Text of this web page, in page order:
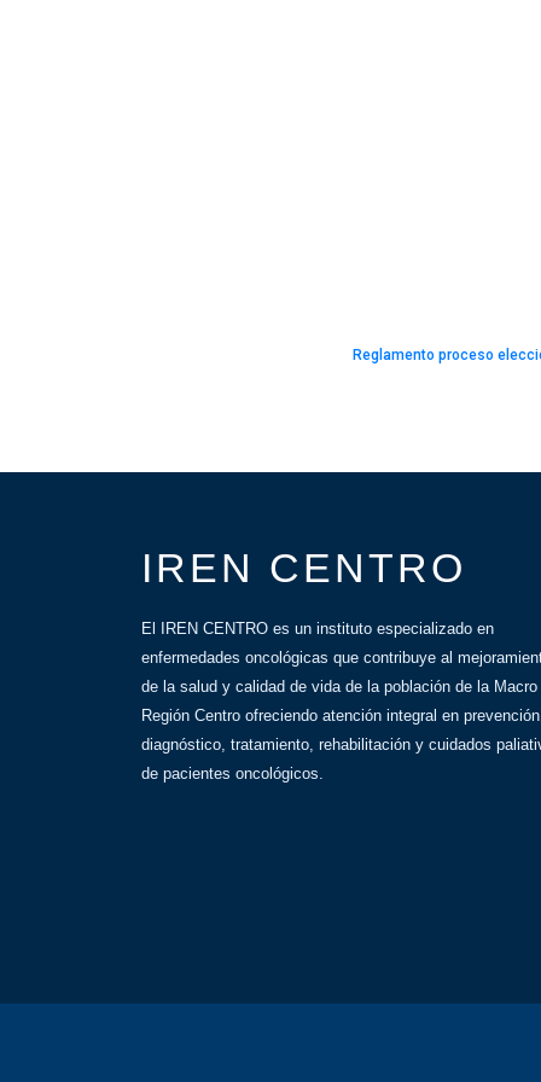
Reglamento proceso
IREN CENTRO
El IREN CENTRO es un instituto especializado en
enfermedades oncológicas que contribuye al
de la salud y calidad de vida de la población de la Macro
Región Centro ofreciendo atención integral en
diagnóstico, tratamiento, rehabilitación y cuidados
de pacientes oncológicos.